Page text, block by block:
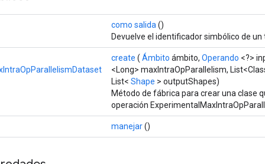
como salida ()
Devuelve el identificador simbólico de un
create ( Ámbito ámbito, Operando <?>
<Long> maxIntraOpParallelism,
List< Shape > outputShapes)
Método de fábrica para crear una clase
operación
manejar()